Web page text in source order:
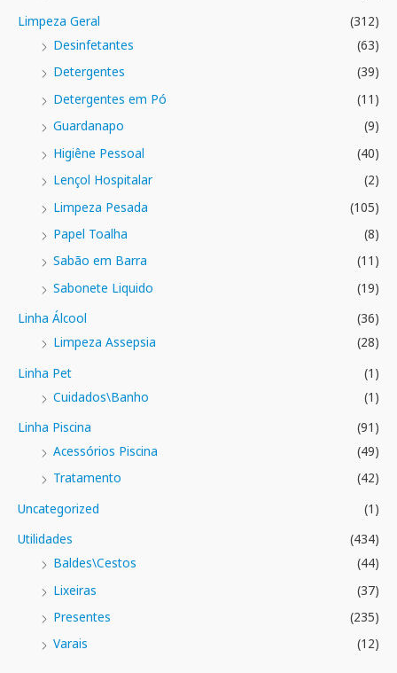
Limpeza Geral
(312)
Desinfetantes
(63)
Detergentes
(39)
Detergentes em Pó
(11)
Guardanapo
(9)
Higiêne Pessoal
(40)
Lençol Hospitalar
(2)
Limpeza Pesada
(105)
Papel Toalha
(8)
Sabão em Barra
(11)
Sabonete Liquido
(19)
Linha Álcool
(36)
Limpeza Assepsia
(28)
Linha Pet
(1)
Cuidados\Banho
(1)
Linha Piscina
(91)
Acessórios Piscina
(49)
Tratamento
(42)
Uncategorized
(1)
Utilidades
(434)
Baldes\Cestos
(44)
Lixeiras
(37)
Presentes
(235)
Varais
(12)